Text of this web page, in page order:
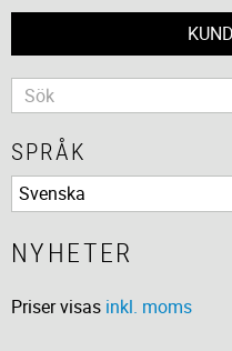
SPRÅK
NYHETER
Priser visas inkl. moms